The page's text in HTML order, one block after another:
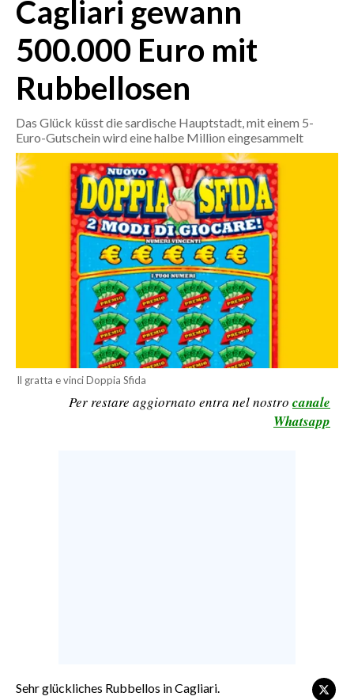
ITALIA
MONDO
POLITICA
ECONOMIA
SERVIZI ALLE IMPRESE
SPORT IN SARDEGNA
RISULTATI E CLASSIFICHE
CALCIO REGIONALE
NOTIZIE
Cagliari gewann
500.000 Euro mit
Rubbellosen
Das Glück küsst die sardische Hauptstadt, mit einem 5-
Euro-Gutschein wird eine halbe Million eingesammelt
Il gratta e vinci Doppia Sfida
Per restare aggiornato entra nel nostro canale
Whatsapp
Sehr glückliches Rubbellos in Cagliari.